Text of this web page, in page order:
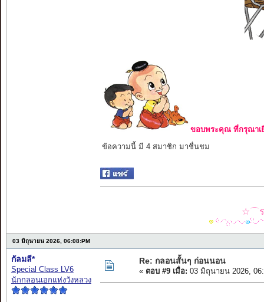
ขอบพระคุณ ที่กรุณาเ
ข้อความนี้ มี 4 สมาชิก มาชื่นชม
☆⌒ร
03 มิถุนายน 2026, 06:08:PM
กัลมลี*
Special Class LV6
นักกลอนเอกแห่งวังหลวง
Re: กลอนสั้นๆ ก่อนนอน
« ตอบ #9 เมื่อ: 03 มิถุนายน 2026,